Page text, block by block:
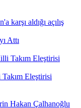
Attı
Eleştirisi